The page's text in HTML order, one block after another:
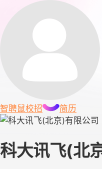
智聘鼠校招 简历
科大讯飞(北